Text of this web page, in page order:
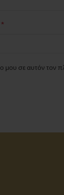
*
μου σε αυτόν τον